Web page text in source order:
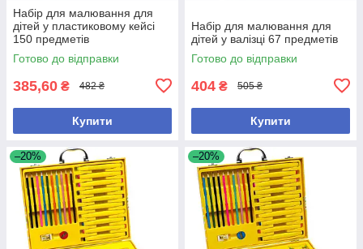
Набір для малювання для
дітей у пластиковому кейсі
150 предметів
Готово до відправки
385,60 ₴ 482 ₴
Купити
Набір для малювання для
дітей у валізці 67 предметів
Готово до відправки
404 ₴ 505 ₴
Купити
–20% –20%